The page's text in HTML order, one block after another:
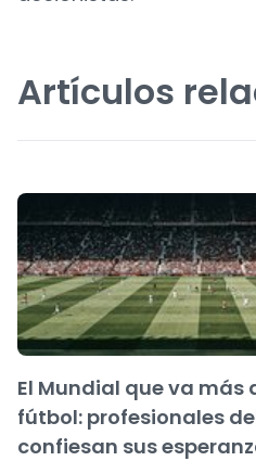
Artículos
El Mundial que va más
fútbol: profesionales
confiesan sus